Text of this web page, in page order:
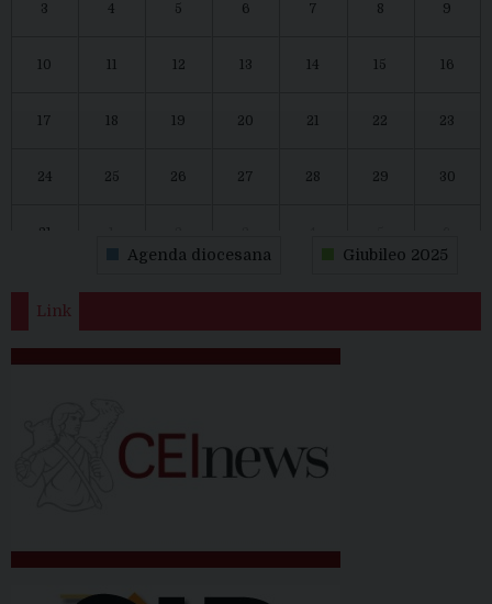
3 4 5 6 7 8 9
10 12 13 14 15 16
17 18 19 20 21 22 23
24 25 26 27 28 29 30
31
Agenda diocesana Giubileo 2025
Link